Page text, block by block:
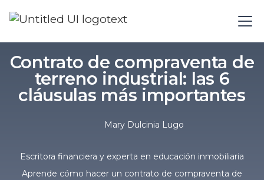
Contrato de compraventa de
terreno industrial: las 6
cláusulas más importantes
Mary Dulcinia Lugo
Escritora financiera y experta en educación inmobiliaria
Aprende cómo hacer un contrato de compraventa de